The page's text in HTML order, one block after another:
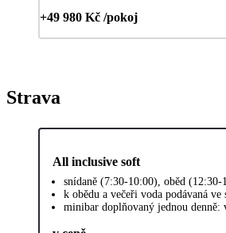
+49 980 Kč /pokoj
Strava
All inclusive soft
snídaně (7:30-10:00), oběd
k obědu a večeři voda podávaná
minibar doplňovaný jednou denně: